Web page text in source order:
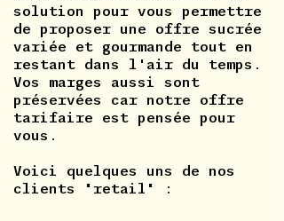
solution pour vous permettre
de proposer une offre sucrée
variée et gourmande tout en
restant dans l'air du temps.
Vos marges aussi sont
préservées car notre offre
tarifaire est pensée pour
vous.
Voici quelques uns de nos
clients "retail" :